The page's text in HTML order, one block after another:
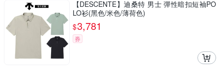
【DESCENTE】迪桑特 男士 彈性暗扣短袖PO
LO衫(黑色/米色/薄荷色)
$3,781
券